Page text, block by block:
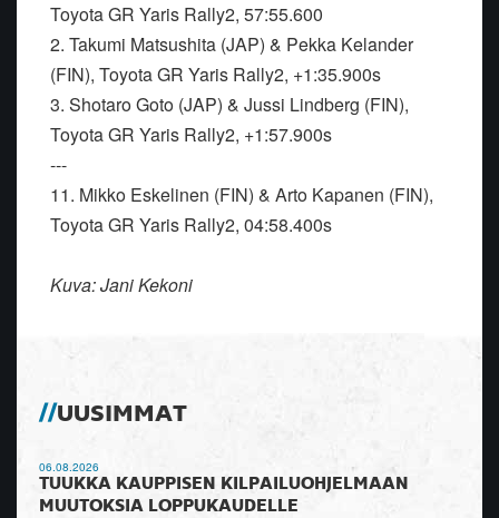
Toyota GR Yaris Rally2, 57:55.600
2. Takumi Matsushita (JAP) & Pekka Kelander
(FIN), Toyota GR Yaris Rally2, +1:35.900s
3. Shotaro Goto (JAP) & Jussi Lindberg (FIN),
Toyota GR Yaris Rally2, +1:57.900s
---
11. Mikko Eskelinen (FIN) & Arto Kapanen (FIN),
Toyota GR Yaris Rally2, 04:58.400s
Kuva: Jani Kekoni
UUSIMMAT
06.08.2026
TUUKKA KAUPPISEN KILPAILUOHJELMAAN
MUUTOKSIA LOPPUKAUDELLE